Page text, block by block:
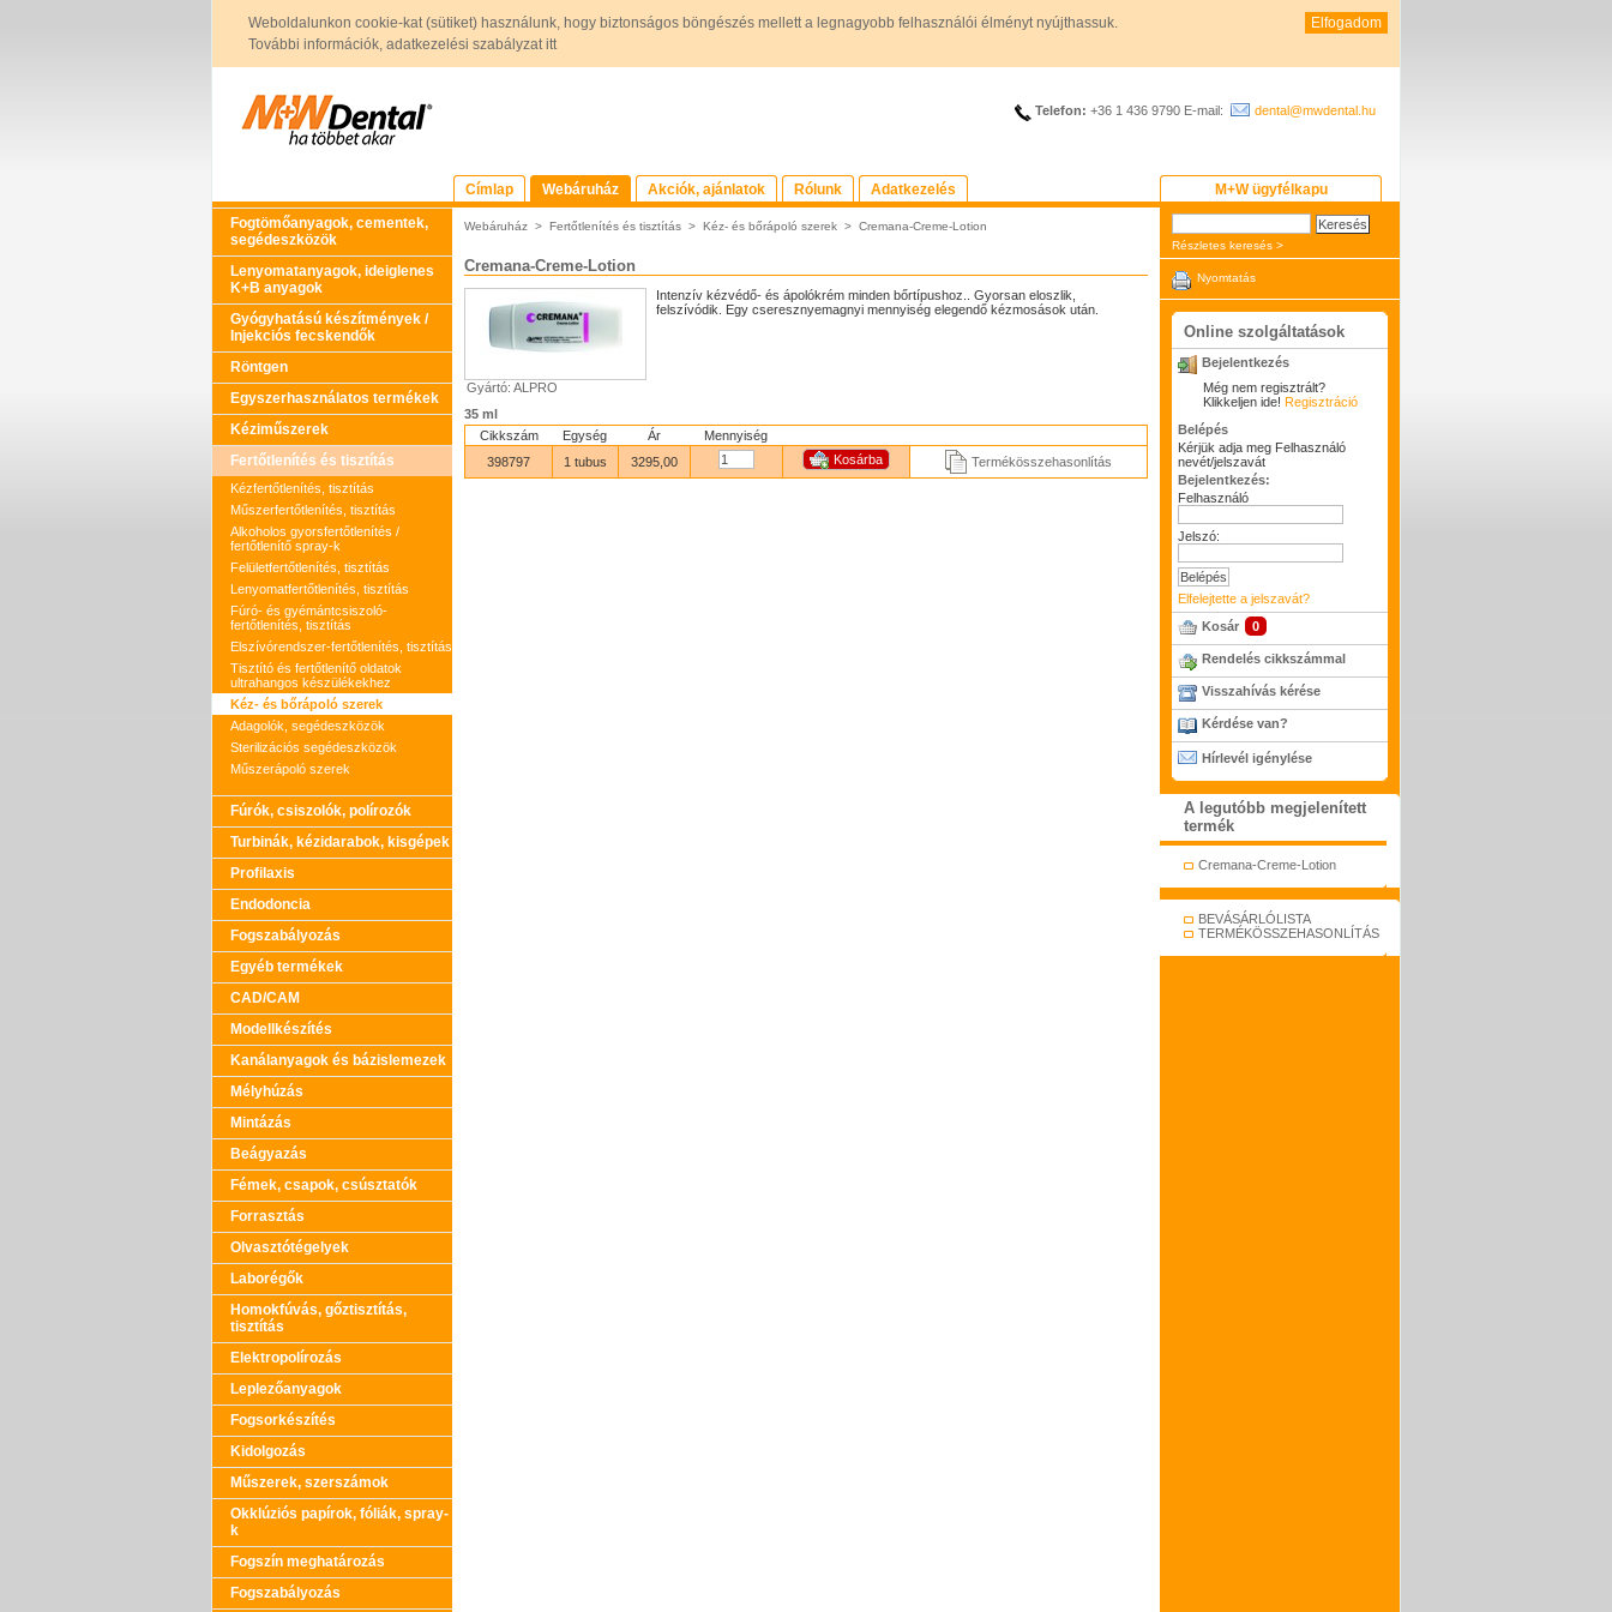
Weboldalunkon cookie-kat (sütiket) használunk, hogy biztonságos böngészés mellett a legnagyobb felhasználói élményt nyújthassuk.
További információk, adatkezelési szabályzat itt
Elfogadom
Telefon: +36 1 436 9790 E-mail: dental@mwdental.hu
Címlap Webáruház Akciók, ajánlatok Rólunk Adatkezelés
M+W ügyfélkapu
Fogtömőanyagok, cementek,
segédeszközök
Lenyomatanyagok, ideiglenes
K+B anyagok
Gyógyhatású készítmények /
Injekciós fecskendők
Röntgen
Egyszerhasználatos termékek
Kéziműszerek
Fertőtlenítés és tisztítás
Kézfertőtlenítés, tisztítás
Műszerfertőtlenítés, tisztítás
Alkoholos gyorsfertőtlenítés /
fertőtlenítő spray-k
Felületfertőtlenítés, tisztítás
Lenyomatfertőtlenítés, tisztítás
Fúró- és gyémántcsiszoló-
fertőtlenítés, tisztítás
Elszívórendszer-fertőtlenítés, tisztítás
Tisztító és fertőtlenítő oldatok
ultrahangos készülékekhez
Kéz- és bőrápoló szerek
Adagolók, segédeszközök
Sterilizációs segédeszközök
Műszerápoló szerek
Fúrók, csiszolók, polírozók
Turbinák, kézidarabok, kisgépek
Profilaxis
Endodoncia
Fogszabályozás
Egyéb termékek
CAD/CAM
Modellkészítés
Kanálanyagok és bázislemezek
Mélyhúzás
Mintázás
Beágyazás
Fémek, csapok, csúsztatók
Forrasztás
Olvasztótégelyek
Laborégők
Homokfúvás, gőztisztítás,
tisztítás
Elektropolírozás
Leplezőanyagok
Fogsorkészítés
Kidolgozás
Műszerek, szerszámok
Okklúziós papírok, fóliák, spray-
k
Fogszín meghatározás
Fogszabályozás
Webáruház > Fertőtlenítés és tisztítás > Kéz- és bőrápoló szerek > Cremana-Creme-Lotion
Cremana-Creme-Lotion
Gyártó: ALPRO
Intenzív kézvédő- és ápolókrém minden bőrtípushoz.. Gyorsan eloszlik,
felszívódik. Egy cseresznyemagnyi mennyiség elegendő kézmosások után.
35 ml
Cikkszám
Egység Ár
Mennyiség
398797
1 tubus 3295,00 Termékösszehasonlítás
Részletes keresés >
Nyomtatás
Online szolgáltatások
Bejelentkezés
Még nem regisztrált?
Klikkeljen ide! Regisztráció
Belépés
Kérjük adja meg Felhasználó
nevét/jelszavát
Bejelentkezés:
Felhasználó
Jelszó:
Elfelejtette a jelszavát?
Kosár
0
Rendelés cikkszámmal
Visszahívás kérése
Kérdése van?
Hírlevél igénylése
A legutóbb megjelenített
termék
Cremana-Creme-Lotion
BEVÁSÁRLÓLISTA
TERMÉKÖSSZEHASONLÍTÁS